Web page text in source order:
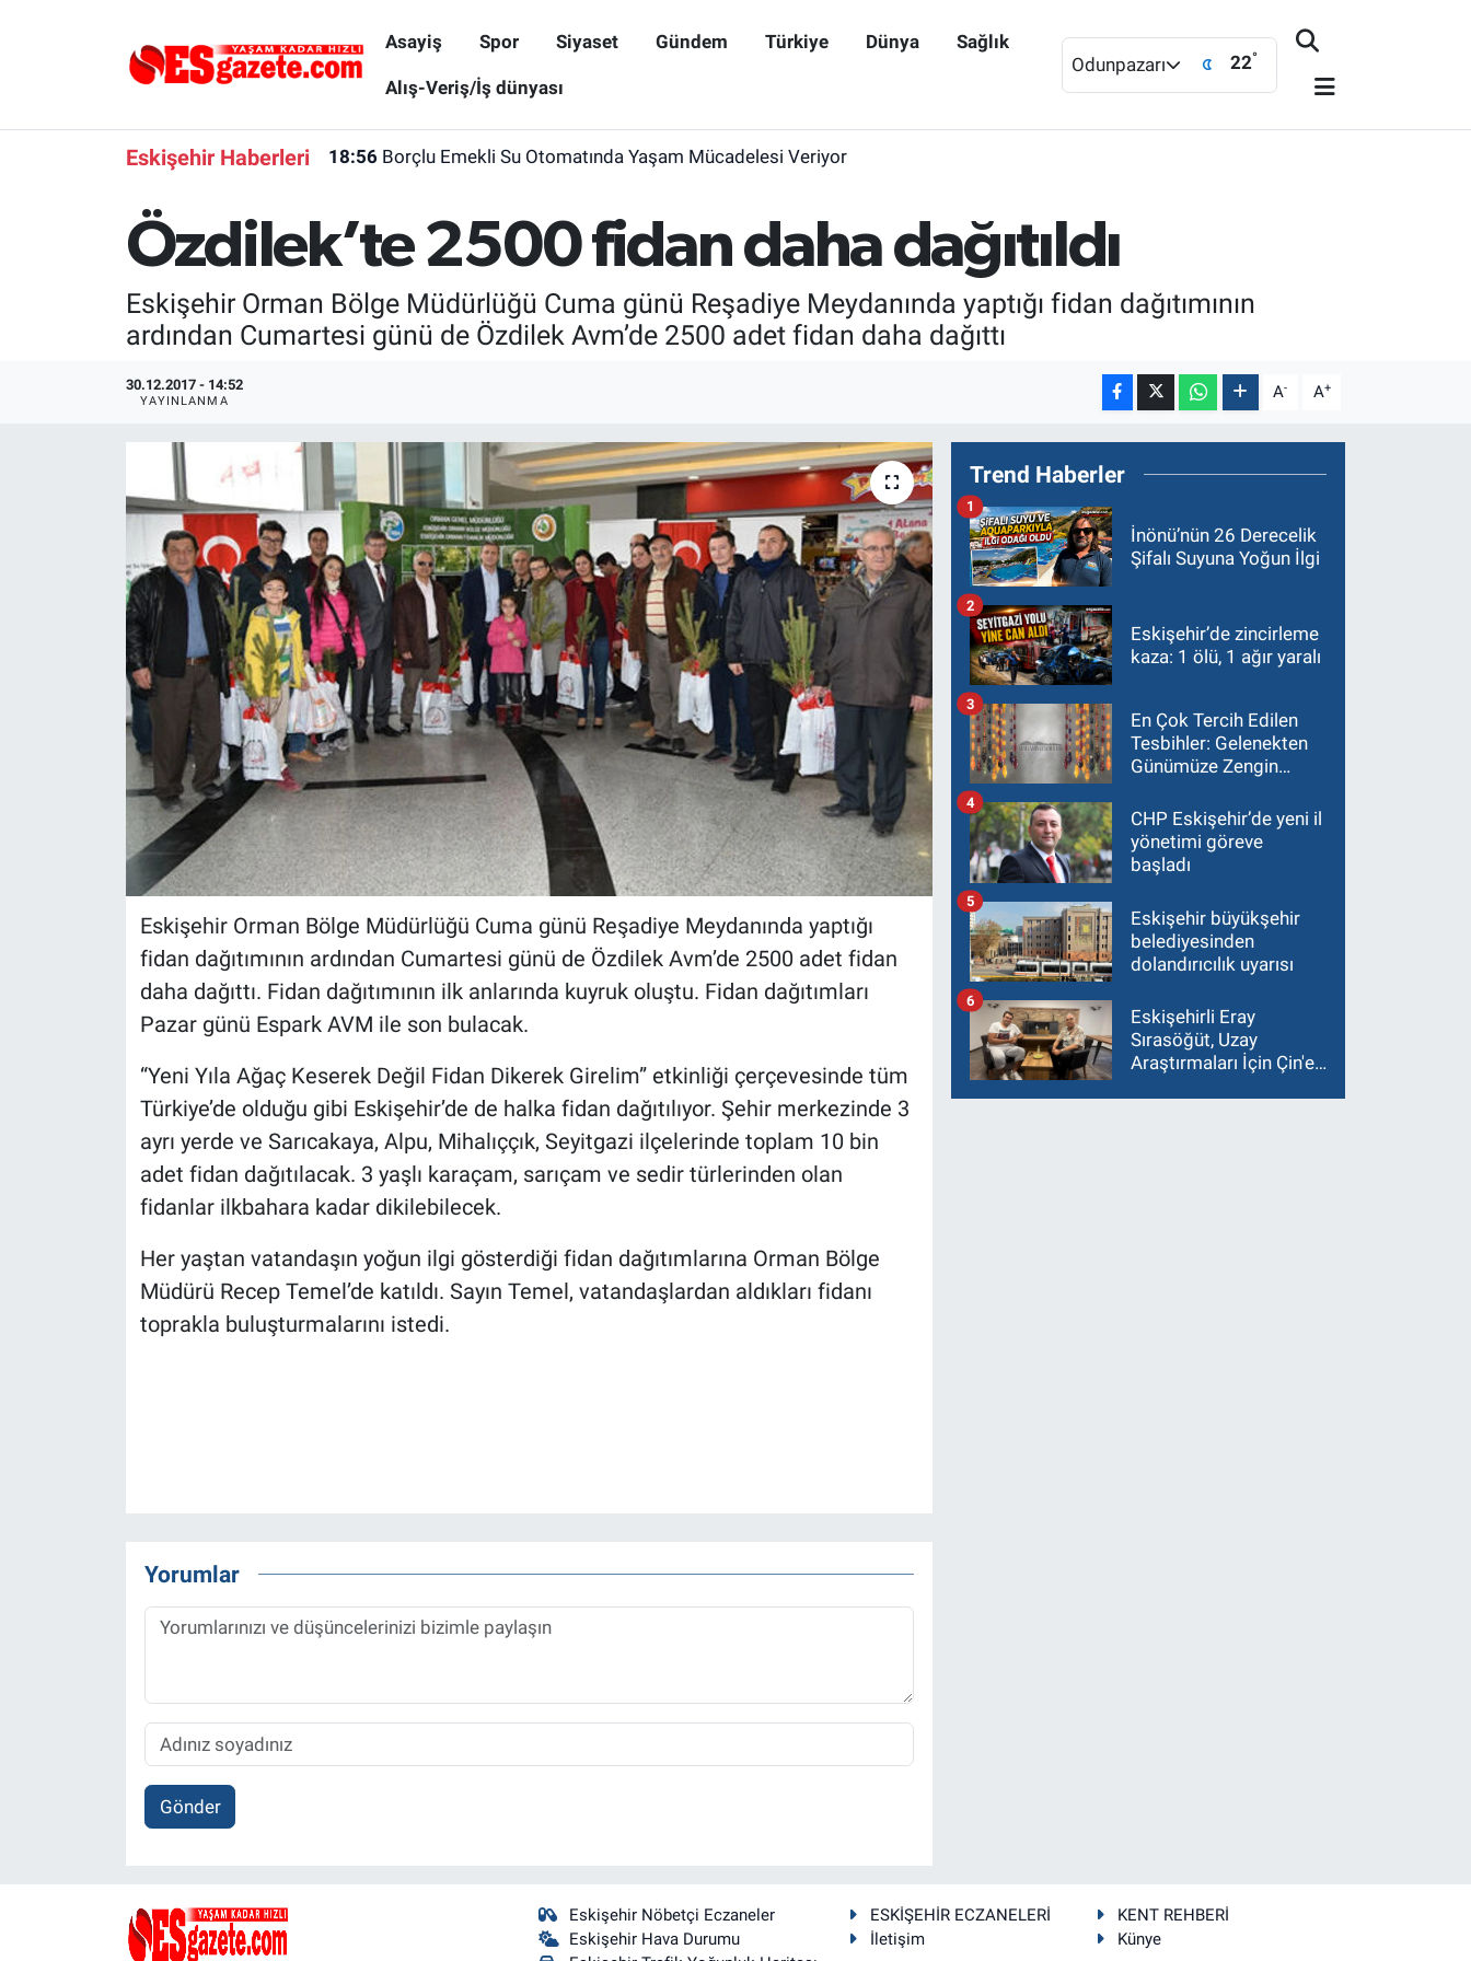
Asayiş Spor Siyaset Gündem Türkiye Dünya Sağlık
Alış-Veriş/İş dünyası
Odunpazarı 22°
Eskişehir Haberleri 18:56 Borçlu Emekli Su Otomatında Yaşam Mücadelesi Veriyor
Özdilek’te 2500 fidan daha dağıtıldı
Eskişehir Orman Bölge Müdürlüğü Cuma günü Reşadiye Meydanında yaptığı fidan dağıtımının
ardından Cumartesi günü de Özdilek Avm’de 2500 adet fidan daha dağıttı
30.12.2017 - 14:52
YAYINLANMA A- A+
Eskişehir Orman Bölge Müdürlüğü Cuma günü Reşadiye Meydanında yaptığı
fidan dağıtımının ardından Cumartesi günü de Özdilek Avm’de 2500 adet fidan
daha dağıttı. Fidan dağıtımının ilk anlarında kuyruk oluştu. Fidan dağıtımları
Pazar günü Espark AVM ile son bulacak.
“Yeni Yıla Ağaç Keserek Değil Fidan Dikerek Girelim” etkinliği çerçevesinde tüm
Türkiye’de olduğu gibi Eskişehir’de de halka fidan dağıtılıyor. Şehir merkezinde 3
ayrı yerde ve Sarıcakaya, Alpu, Mihalıççık, Seyitgazi ilçelerinde toplam 10 bin
adet fidan dağıtılacak. 3 yaşlı karaçam, sarıçam ve sedir türlerinden olan
fidanlar ilkbahara kadar dikilebilecek.
Her yaştan vatandaşın yoğun ilgi gösterdiği fidan dağıtımlarına Orman Bölge
Müdürü Recep Temel’de katıldı. Sayın Temel, vatandaşlardan aldıkları fidanı
toprakla buluşturmalarını istedi.
Yorumlar
Gönder
Trend Haberler
İnönü’nün 26 Derecelik
Şifalı Suyuna Yoğun İlgi
1
Eskişehir’de zincirleme
kaza: 1 ölü, 1 ağır yaralı
2
En Çok Tercih Edilen
Tesbihler: Gelenekten
Günümüze Zengin
3
CHP Eskişehir’de yeni il
yönetimi göreve
başladı
4
Eskişehir büyükşehir
belediyesinden
dolandırıcılık uyarısı
5
Eskişehirli Eray
Sırasöğüt, Uzay
Araştırmaları İçin Çin'e
6
Eskişehir Nöbetçi Eczaneler
Eskişehir Hava Durumu
ESKİŞEHİR ECZANELERİ
KENT REHBERİ
İletişim
Künye
Gündem
Alış-Veriş/İş dünyası
Eskişehirspor Arşivi
Eskişehir Arşivi
Kütahya
Eskişehir Nöbetçi Eczaneler
Süper Lig Puan Durumu ve Fikstür
Tüm Manşetler